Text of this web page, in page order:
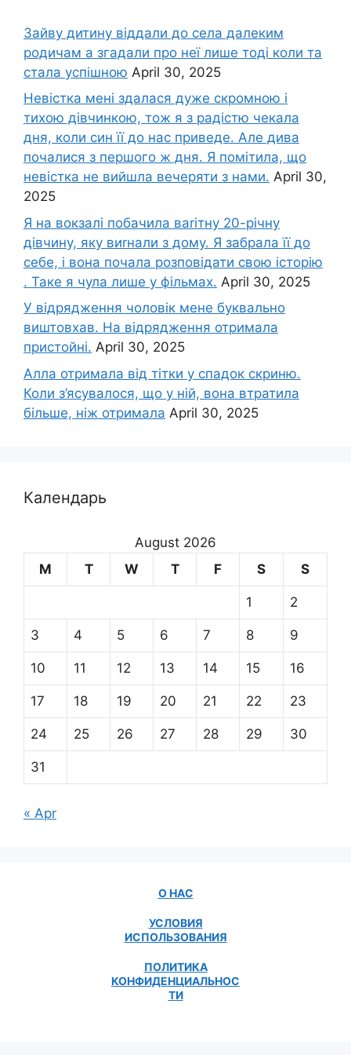
Зайву дитину віддали до села далеким
родичам а згадали про неї лише тоді коли та
стала успішною April 30, 2025
Невістка мені здалася дуже скромною і
тихою дівчинкою, тож я з радістю чекала
дня, коли син її до нас приведе. Але дива
почалися з першого ж дня. Я помітила, що
невістка не вийшла вечеряти з нами. April 30,
2025
Я на вокзалі побачила ваrітну 20-річну
дівчину, яку виrнали з дому. Я забрала її до
себе, і вона почала розповідати свою історію
. Таке я чула лише у фільмах. April 30, 2025
У відрядження чоловік мене буквально
виштовхав. На відрядження отримала
пристойні. April 30, 2025
Алла отримала від тітки у спадок скриню.
Коли з’ясувалося, що у ній, вона втратила
більше, ніж отримала April 30, 2025
Календарь
August 2026
M
T W T F S S
1 2
3 4 5 6 7 8 9
10 11 12 13 14 15 16
17 18 19 20 21 22 23
24 25 26 27 28 29 30
31
« Apr
О НАС
УСЛОВИЯ
ИСПОЛЬЗОВАНИЯ
ПОЛИТИКА
КОНФИДЕНЦИАЛЬНОС
ТИ